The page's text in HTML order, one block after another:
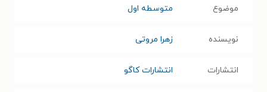
موضوع متوسطه اول
نویسنده زهرا مروتی
انتشارات انتشارات کاگو